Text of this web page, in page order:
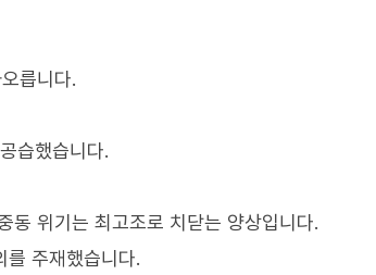
릅니다.
습했습니다.
동 위기는 최고조로 치닫는 양상입니다.
를 주재했습니다.